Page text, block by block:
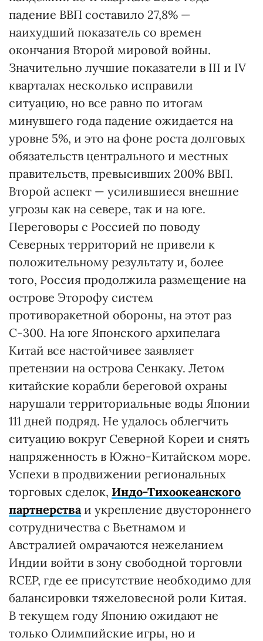
падение ВВП составило 27,8% —
наихудший показатель со времен
окончания Второй мировой войны.
Значительно лучшие показатели в III и IV
кварталах несколько исправили
ситуацию, но все равно по итогам
минувшего года падение ожидается на
уровне 5%, и это на фоне роста долговых
обязательств центрального и местных
правительств, превысивших 200% ВВП.
Второй аспект — усилившиеся внешние
угрозы как на севере, так и на юге.
Переговоры с Россией по поводу
Северных территорий не привели к
положительному результату и, более
того, Россия продолжила размещение на
острове Эторофу систем
противоракетной обороны, на этот раз
С-300. На юге Японского архипелага
Китай все настойчивее заявляет
претензии на острова Сенкаку. Летом
китайские корабли береговой охраны
нарушали территориальные воды Японии
111 дней подряд. Не удалось облегчить
ситуацию вокруг Северной Кореи и снять
напряженность в Южно-Китайском море.
Успехи в продвижении региональных
торговых сделок, Индо-Тихоокеанского
партнерства и укрепление двустороннего
сотрудничества с Вьетнамом и
Австралией омрачаются нежеланием
Индии войти в зону свободной торговли
RCEP, где ее присутствие необходимо для
балансировки тяжеловесной роли Китая.
В текущем году Японию ожидают не
только Олимпийские игры, но и